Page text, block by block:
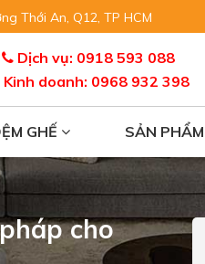
Thới An, Q12, TP HCM
Dịch vụ: 0918 593 088
Kinh doanh: 0968 932 398
GHẾ SẢN PHẨM
cho